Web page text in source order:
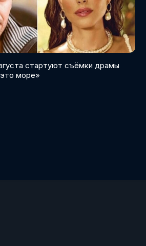
стартуют съёмки драмы
море»